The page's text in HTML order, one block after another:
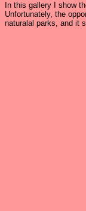
In this gallery I show
Unfortunately, the
naturalal parks, and it